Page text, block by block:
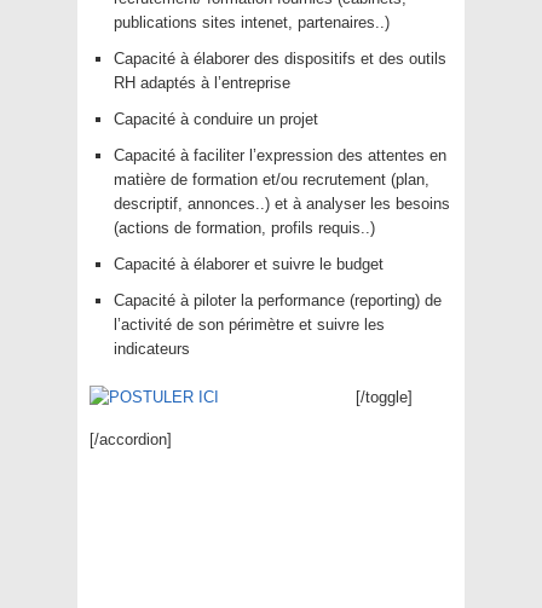
publications sites intenet, partenaires..)
Capacité à élaborer des dispositifs et des outils
RH adaptés à l’entreprise
Capacité à conduire un projet
Capacité à faciliter l’expression des attentes en
matière de formation et/ou recrutement (plan,
descriptif, annonces..) et à analyser les besoins
(actions de formation, profils requis..)
Capacité à élaborer et suivre le budget
Capacité à piloter la performance (reporting) de
l’activité de son périmètre et suivre les
indicateurs
[/toggle]
[/accordion]